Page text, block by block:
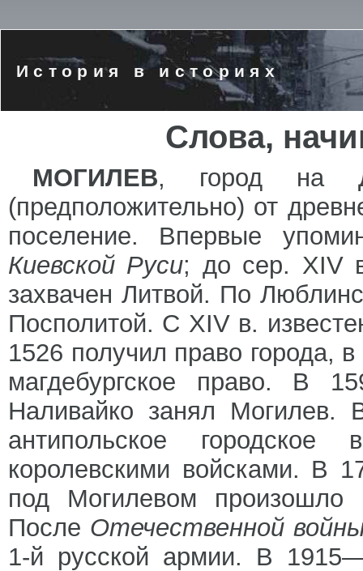
История в историях
Слова,
МОГИЛЕВ, город на
(предположительно) от
поселение. Впервые
Киевской Руси; до сер. XIV
захвачен Литвой. По
Посполитой. С XIV в.
1526 получил право
магдебургское право. В
Наливайко занял
антипольское городское
королевскими войсками. В
под Могилевом произошло
После Отечественной
1-й русской армии. В